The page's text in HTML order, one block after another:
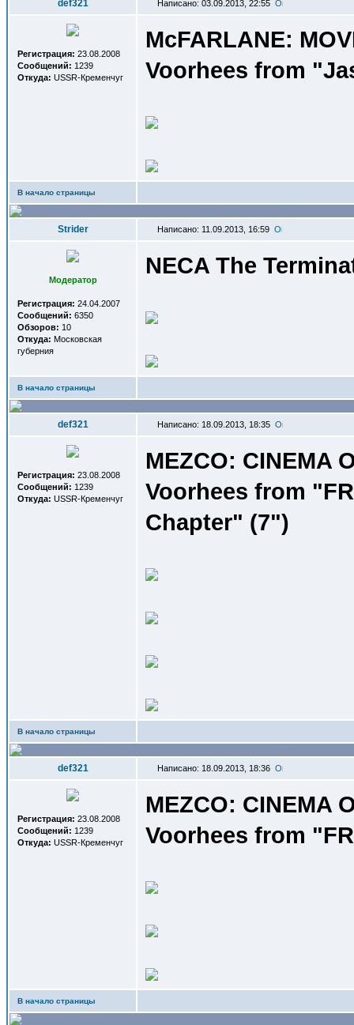
def321 Написано: 03.09.2013, 22:55
Регистрация: 23.08.2008
Сообщений: 1239
Откуда: USSR-Кременчуг
McFARLANE:
Voorhees from
В начало страницы
Strider Написано: 11.09.2013, 16:59
Модератор
Регистрация: 24.04.2007
Сообщений: 6350
Обзоров: 10
Откуда: Московская
губерния
NECA The
В начало страницы
def321 Написано: 18.09.2013, 18:35
Регистрация: 23.08.2008
Сообщений: 1239
Откуда: USSR-Кременчуг
MEZCO: CINEMA
Voorhees from
Chapter" (7")
В начало страницы
def321 Написано: 18.09.2013, 18:36
Регистрация: 23.08.2008
Сообщений: 1239
Откуда: USSR-Кременчуг
MEZCO: CINEMA
Voorhees from
В начало страницы